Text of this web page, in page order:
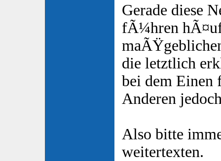
Gerade diese
fÃ¼hren
die letztlich
bei dem Einen
Anderen
Also bitte
weitertexten.